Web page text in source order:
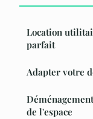
Location
parfait
Adapter votre
de l'espace